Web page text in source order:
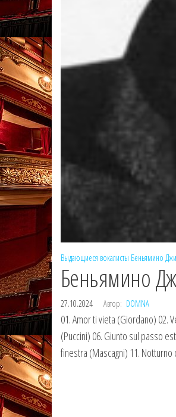
Выдающиеся вокалисты Беньямино
Беньямино
27.10.2024 Автор: DOMNA
01. Amor ti vieta (Giordano) 02.
(Puccini) 06. Giunto sul passo
finestra (Mascagni) 11.